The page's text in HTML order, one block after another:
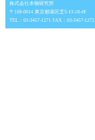
株式会社本物研究所
〒108-0014 東京都港区芝5-13-18-4F
TEL：03-3457-1271 FAX：03-3457-1272